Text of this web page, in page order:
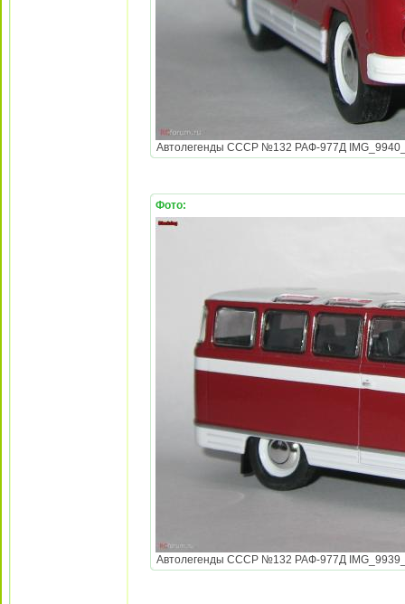
Автолегенды СССР №132 РАФ-977Д
Фото:
Автолегенды СССР №132 РАФ-977Д